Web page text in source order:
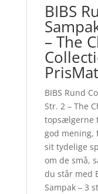
BIBS
– The
BIBS Rund
Str. 2 – The
topsælgerne
god
sit tydelige
om de små,
du står med
Sampak – 3